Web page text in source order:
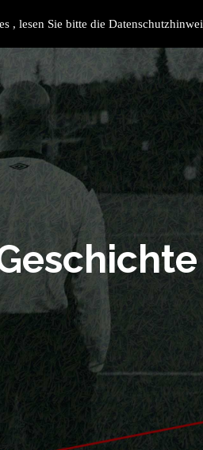
, lesen Sie bitte die Shop